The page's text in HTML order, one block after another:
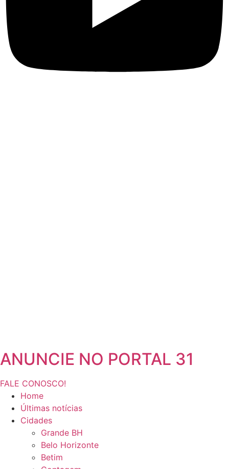
ANUNCIE NO PORTAL 31
FALE CONOSCO!
Home
Últimas notícias
Cidades
Grande BH
Belo Horizonte
Betim